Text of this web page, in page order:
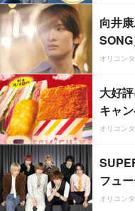
向井
SONG
オリコン
大好
キャ
オリコン
フュ
オリコン